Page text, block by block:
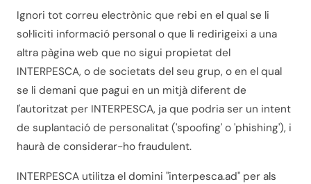
Ignori tot correu electrònic que rebi en el qual se li
sol·liciti informació personal o que li redirigeixi a una
altra pàgina web que no sigui propietat del
INTERPESCA, o de societats del seu grup, o en el qual
se li demani que pagui en un mitjà diferent de
l'autoritzat per INTERPESCA, ja que podria ser un intent
de suplantació de personalitat ('spoofing' o 'phishing'), i
haurà de considerar-ho fraudulent.
INTERPESCA utilitza el domini "interpesca.ad" per als